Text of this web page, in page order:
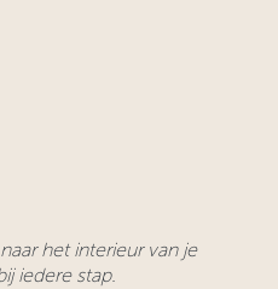
het interieur van je
iedere stap.